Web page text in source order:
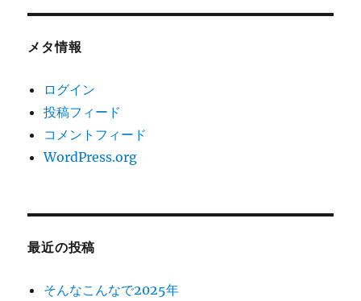
メタ情報
ログイン
投稿フィード
コメントフィード
WordPress.org
最近の投稿
そんなこんなで2025年